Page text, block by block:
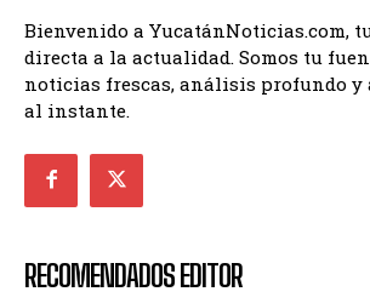
Bienvenido a YucatánNoticias.com,
directa a la actualidad. Somos tu
noticias frescas, análisis profundo y
al instante.
RECOMENDADOS EDITOR